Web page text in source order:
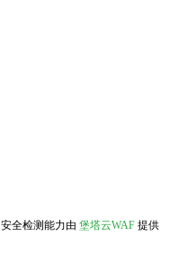
安全检测能力由 堡塔云WAF 提供